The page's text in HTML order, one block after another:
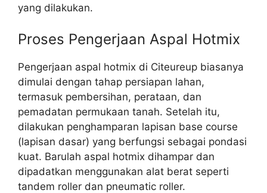
yang dilakukan.
Proses Pengerjaan Aspal Hotmix
Pengerjaan aspal hotmix di Citeureup biasanya
dimulai dengan tahap persiapan lahan,
termasuk pembersihan, perataan, dan
pemadatan permukaan tanah. Setelah itu,
dilakukan penghamparan lapisan base course
(lapisan dasar) yang berfungsi sebagai pondasi
kuat. Barulah aspal hotmix dihampar dan
dipadatkan menggunakan alat berat seperti
tandem roller dan pneumatic roller.